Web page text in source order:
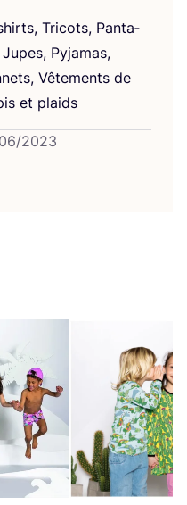
Tri­cots, Pan­ta­
Jupes, Pyja­mas,
Vête­ments de
et plaids
2023